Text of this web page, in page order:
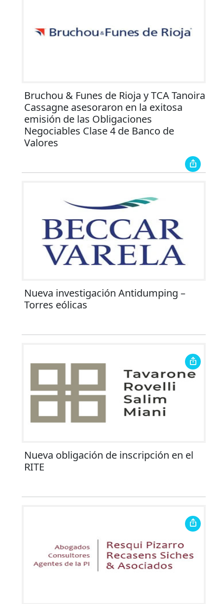
Bruchou & Funes de Rioja y TCA Tanoira
Cassagne asesoraron en la exitosa
emisión de las Obligaciones
Negociables Clase 4 de Banco de
Valores
Nueva investigación Antidumping –
Torres eólicas
Nueva obligación de inscripción en el
RITE